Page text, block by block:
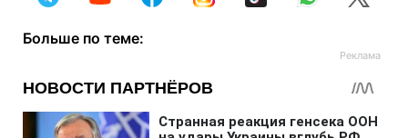
Больше по теме: